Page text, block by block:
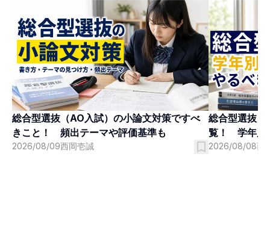
総合型選抜（AO入試）の小論文対策ですべ
きこと！ 頻出テーマや評価基準も
2026/08/09西岡壱誠
総合型選抜
覧！ 学年別
2026/08/08西